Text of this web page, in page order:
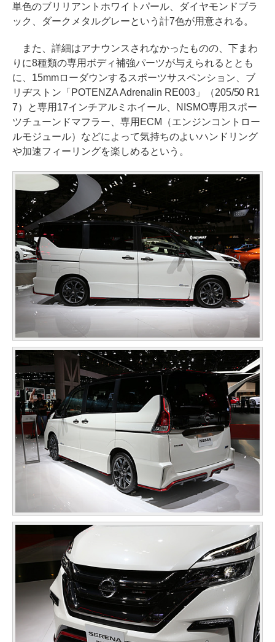
単色のブリリアントホワイトパール、ダイヤモンドブラ
ック、ダークメタルグレーという計7色が用意される。
また、詳細はアナウンスされなかったものの、下まわ
りに8種類の専用ボディ補強パーツが与えられるととも
に、15mmローダウンするスポーツサスペンション、ブ
リヂストン「POTENZA Adrenalin RE003」（205/50 R1
7）と専用17インチアルミホイール、NISMO専用スポー
ツチューンドマフラー、専用ECM（エンジンコントロー
ルモジュール）などによって気持ちのよいハンドリング
や加速フィーリングを楽しめるという。